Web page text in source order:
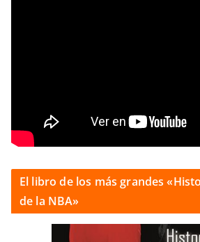
El libro de los más grandes
de la NBA»